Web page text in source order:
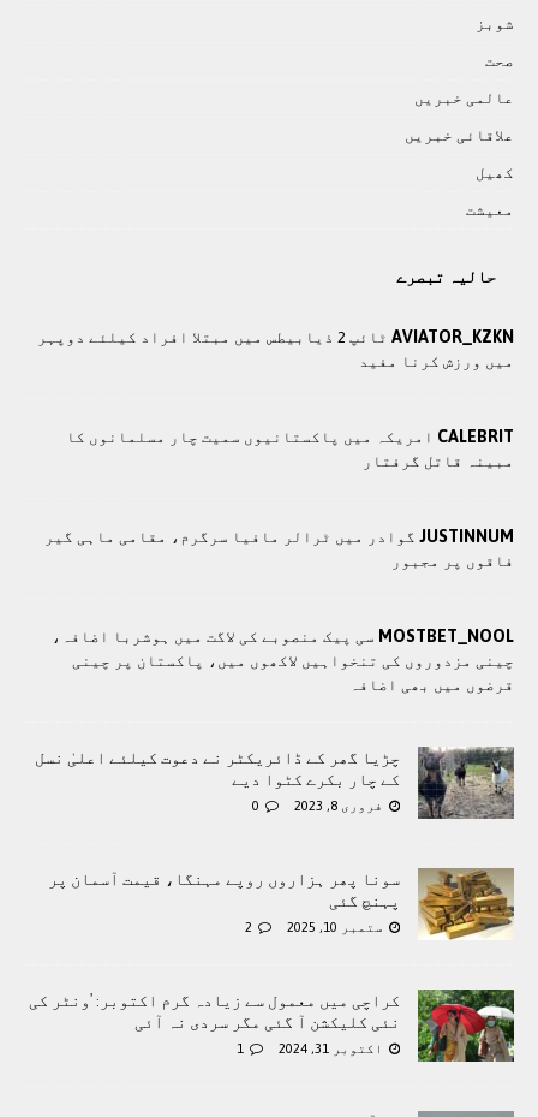
شوبز
صحت
عالمی خبريں
علاقائی خبريں
کھيل
معيشت
حالیہ تبصرے
AVIATOR_KZKN
ٹائپ 2 ذیابیطس میں مبتلا افراد کیلئے دوپہر
میں ورزش کرنا مفید
CALEBRIT امریکہ میں پاکستانیوں سمیت چار مسلمانوں کا
مبینہ قاتل گرفتار
JUSTINNUM گوادر میں ٹرالر مافیا سرگرم، مقامی ماہی گیر
فاقوں پر مجبور
MOSTBET_NOOL سی پيک منصوبے کی لاگت ميں ہوشربا اضافہ،
چينی مزدوروں کی تنخواہيں لاکھوں ميں، پاکستان پر چینی
قرضوں ميں بھی اضافہ
چڑیا گھر کے ڈائریکٹر نے دعوت کیلئے اعلیٰ نسل
کے چار بکرے کٹوا دیے
فروری 8, 2023 0
سونا پھر ہزاروں روپے مہنگا، قیمت آسمان پر
پہنچ گئی
ستمبر 10, 2025 2
کراچی میں معمول سے زیادہ گرم اکتوبر: ’ونٹر کی
نئی کلیکشن آ گئی مگر سردی نہ آئی
اکتوبر 31, 2024 1